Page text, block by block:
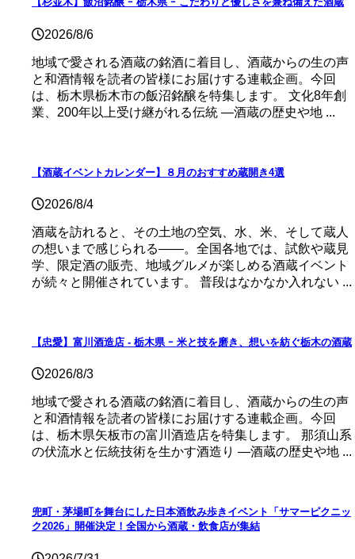
2026/8/6
地域で愛される酒蔵の銘酒に着目し、酒蔵からの生の声
と和酒情報を読者の皆様にお届けする連載企画。今回
は、栃木県栃木市の飯沼銘醸を特集します。 文化8年創
業、200年以上受け継がれる伝統 ―酒蔵の歴史や地 ...
【酒蔵イベントカレンダー】８月のおすすめ蔵開き4選
2026/8/4
酒蔵を訪れると、その土地の空気、水、米、そして蔵人
の想いまで感じられる——。全国各地では、試飲や蔵見
学、限定酒の販売、地域グルメが楽しめる酒蔵イベント
が続々と開催されています。 普段はなかなか入れない ...
【忠愛】富川酒造店 ‐ 栃木県 ｰ 米と技を磨き、想いを紡ぐ栃木の酒蔵
2026/8/3
地域で愛される酒蔵の銘酒に着目し、酒蔵からの生の声
と和酒情報を読者の皆様にお届けする連載企画。今回
は、栃木県矢板市の富川酒造店を特集します。 那須山系
の伏流水と伝統技術を生かす酒造り ―酒蔵の歴史や地 ...
兜町・茅場町を舞台にした日本酒飲み歩きイベント「サマーピクニッ
ク2026」開催決定！全国から酒蔵・飲食店が集結